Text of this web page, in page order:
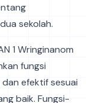
sekolah.
1 Wringinanom
fungsi
efektif sesuai
baik. Fungsi-